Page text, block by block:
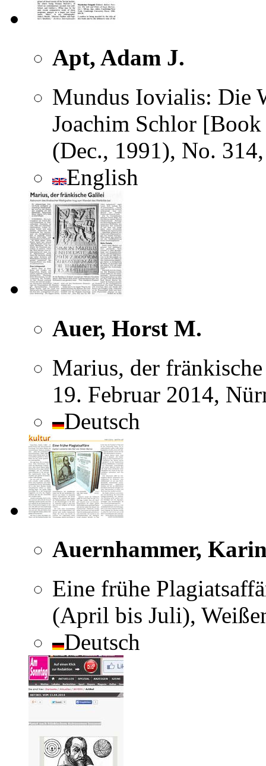
Apt, Adam J.
Mundus Iovialis: Die
Joachim Schlor
(Dec., 1991), No.
English
Auer, Horst M.
Marius, der
19. Februar 2014,
Deutsch
Auernhammer,
Eine frühe
(April bis Juli),
Deutsch